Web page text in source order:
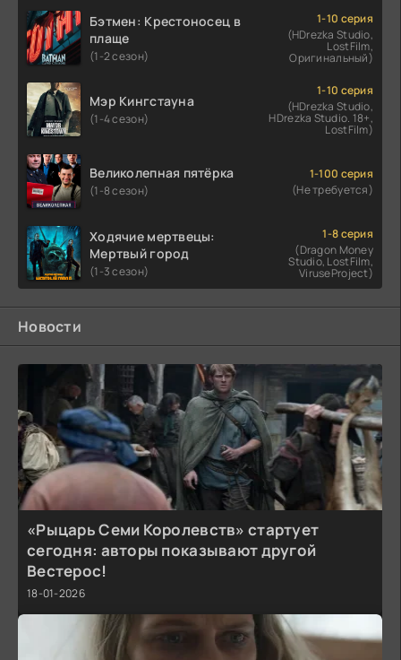
Бэтмен: Крестоносец в
плаще
(1-2 сезон)
1-10 серия
(HDrezka Studio,
LostFilm,
Оригинальный)
Мэр Кингстауна
(1-4 сезон)
1-10 серия
(HDrezka Studio,
HDrezka Studio. 18+,
LostFilm)
Великолепная пятёрка
(1-8 сезон)
1-100 серия
(Не требуется)
Ходячие мертвецы:
Мертвый город
(1-3 сезон)
1-8 серия
(Dragon Money
Studio, LostFilm,
ViruseProject)
Новости
«Рыцарь Семи Королевств» стартует
сегодня: авторы показывают другой
Вестерос!
18-01-2026